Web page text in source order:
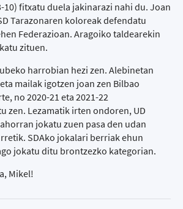
10) fitxatu duela jakinarazi nahi du. Joan
Tarazonaren koloreak defendatu
Federazioan. Aragoiko taldearekin
zituen.
harrobian hezi zen. Alebinetan
mailak igotzen joan zen Bilbao
no 2020-21 eta 2021-22
zen. Lezamatik irten ondoren, UD
jokatu zuen pasa den udan
SDAko jokalari berriak ehun
jokatu ditu brontzezko kategorian.
Mikel!